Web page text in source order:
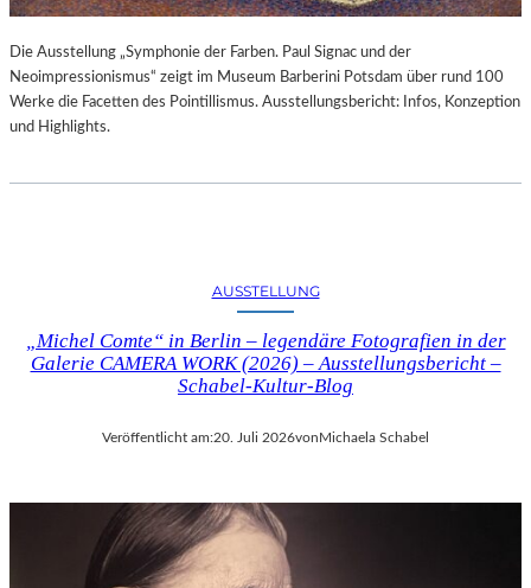
Die Ausstellung „Symphonie der Farben. Paul Signac und der
Neoimpressionismus“ zeigt im Museum Barberini Potsdam über rund 100
Werke die Facetten des Pointillismus. Ausstellungsbericht: Infos, Konzeption
und Highlights.
AUSSTELLUNG
„Michel Comte“ in Berlin – legendäre Fotografien in der
Galerie CAMERA WORK (2026) – Ausstellungsbericht –
Schabel-Kultur-Blog
Veröffentlicht am:20. Juli 2026von Michaela Schabel